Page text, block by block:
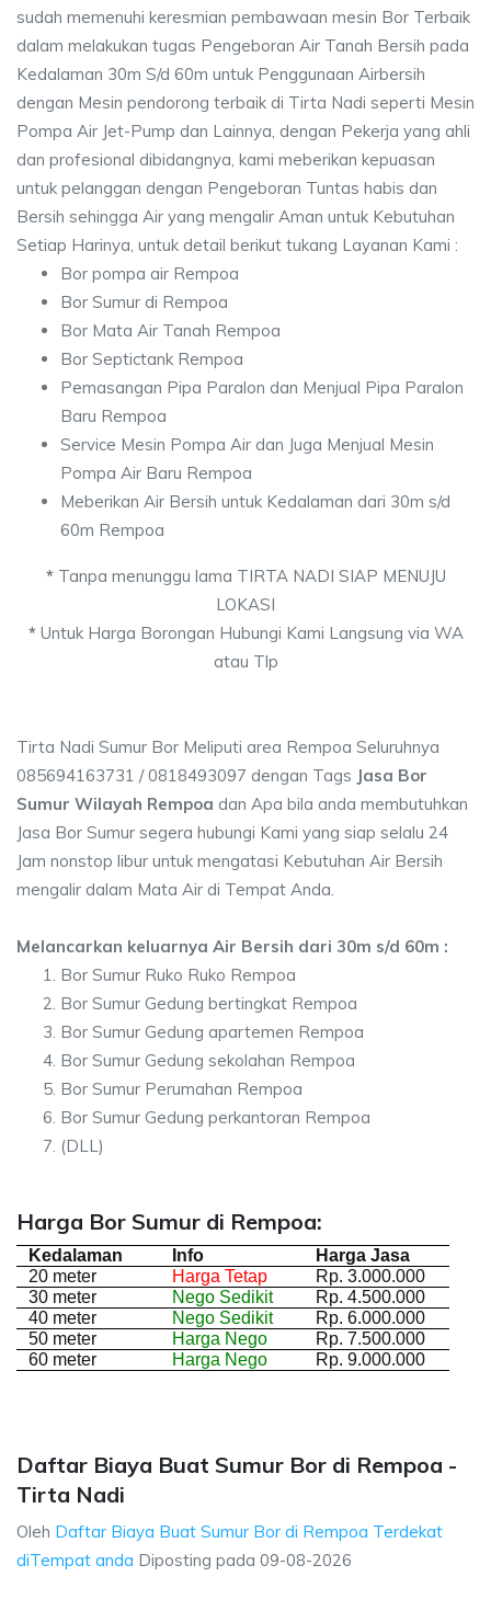
sudah memenuhi keresmian pembawaan mesin Bor Terbaik
dalam melakukan tugas Pengeboran Air Tanah Bersih pada
Kedalaman 30m S/d 60m untuk Penggunaan Airbersih
dengan Mesin pendorong terbaik di Tirta Nadi seperti Mesin
Pompa Air Jet-Pump dan Lainnya, dengan Pekerja yang ahli
dan profesional dibidangnya, kami meberikan kepuasan
untuk pelanggan dengan Pengeboran Tuntas habis dan
Bersih sehingga Air yang mengalir Aman untuk Kebutuhan
Setiap Harinya, untuk detail berikut tukang Layanan Kami :
Bor pompa air Rempoa
Bor Sumur di Rempoa
Bor Mata Air Tanah Rempoa
Bor Septictank Rempoa
Pemasangan Pipa Paralon dan Menjual Pipa Paralon
Baru Rempoa
Service Mesin Pompa Air dan Juga Menjual Mesin
Pompa Air Baru Rempoa
Meberikan Air Bersih untuk Kedalaman dari 30m s/d
60m Rempoa
*Tanpa menunggu lama TIRTA NADI SIAP MENUJU
LOKASI
*Untuk Harga Borongan Hubungi Kami Langsung via WA
atau Tlp
Tirta Nadi Sumur Bor Meliputi area Rempoa Seluruhnya
085694163731 / 0818493097 dengan Tags Jasa Bor
Sumur Wilayah Rempoa dan Apa bila anda membutuhkan
Jasa Bor Sumur segera hubungi Kami yang siap selalu 24
Jam nonstop libur untuk mengatasi Kebutuhan Air Bersih
mengalir dalam Mata Air di Tempat Anda.
Melancarkan keluarnya Air Bersih dari 30m s/d 60m :
Bor Sumur Ruko Ruko Rempoa
Bor Sumur Gedung bertingkat Rempoa
Bor Sumur Gedung apartemen Rempoa
Bor Sumur Gedung sekolahan Rempoa
Bor Sumur Perumahan Rempoa
Bor Sumur Gedung perkantoran Rempoa
(DLL)
Harga Bor Sumur di Rempoa:
Kedalaman Info
Harga Jasa
20 meter
Harga Tetap
Rp. 3.000.000
30 meter
Nego Sedikit
Rp. 4.500.000
40 meter
Nego Sedikit
Rp. 6.000.000
50 meter
Harga Nego
Rp. 7.500.000
60 meter
Harga Nego Rp. 9.000.000
Daftar Biaya Buat Sumur Bor di Rempoa -
Tirta Nadi
Oleh Daftar Biaya Buat Sumur Bor di Rempoa Terdekat
diTempat anda Diposting pada 09-08-2026